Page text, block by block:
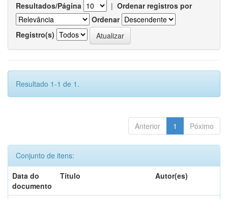
Resultados/Página | Ordenar registros por
Ordenar
Registro(s)
Resultado 1-1 de 1.
Anterior 1 Póximo
Conjunto de itens:
Data do
documento
Título Autor(es)